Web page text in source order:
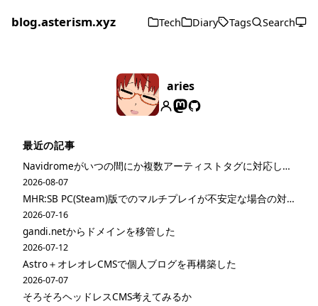
blog.asterism.xyz Tech Diary Tags Search
aries
最近の記事
Navidromeがいつの間にか複数アーティストタグに対応してた
2026-08-07
MHR:SB PC(Steam)版でのマルチプレイが不安定な場合の対策
2026-07-16
gandi.netからドメインを移管した
2026-07-12
Astro＋オレオレCMSで個人ブログを再構築した
2026-07-07
そろそろヘッドレスCMS考えてみるか